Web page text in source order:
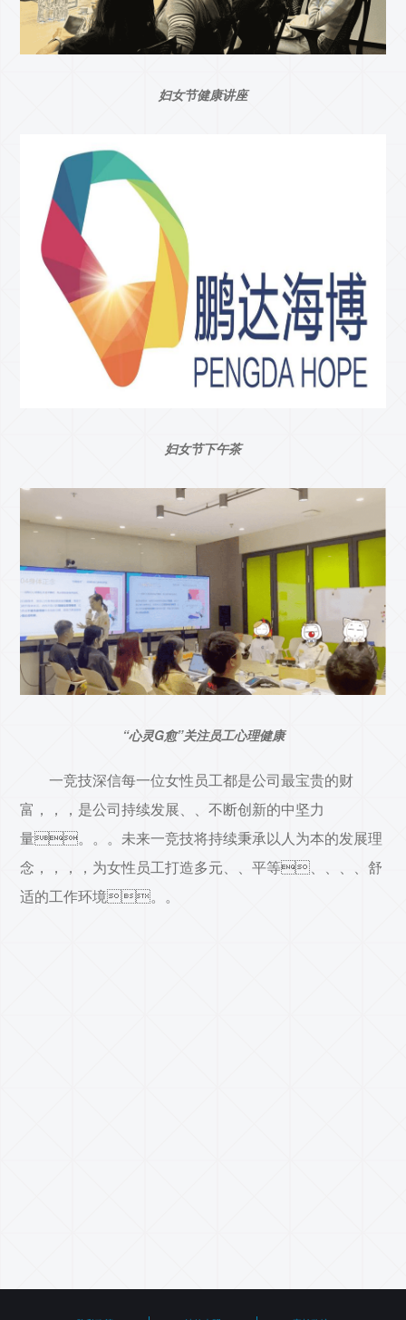
妇女节健康讲座
妇女节下午茶
“心灵G愈”关注员工心理健康
一竞技深信每一位女性员工都是公司最宝贵的财
富，，，是公司持续发展、、不断创新的中坚力
量。。。未来一竞技将持续秉承以人为本的发展理
念，，，，为女性员工打造多元、、平等、、、、舒
适的工作环境。。